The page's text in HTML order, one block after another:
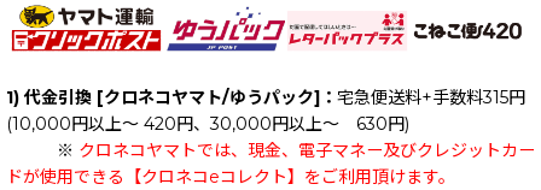
== District: W ==
Western Addiction
What Happens Next?
1) 代金引換 [クロネコヤマト/ゆうパック]： 宅急便送料+手数料315円
(10,000円以上～ 420円、30,000円以上～ 630円)
※ クロネコヤマトでは、現金、電子マネー及びクレジットカー
ドが使用できる【クロネコeコレクト】をご利用頂けます。